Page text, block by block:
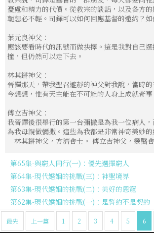
憂慮和精力的代價。從教宗的談話，以及各方
軛想必不輕。司鐸可以如何回應基督的邀約？
葉元良神父：
應該要看時代的訊號而做抉擇。這是我對自己
撞，但仍然可以走下去。
林其鏘神父：
晉鐸那天，帶我聖召避靜的神父對我說，當時
今想想，惟有天主能在不可能的人身上成就奇事
傅立吉神父：
我晉鐸後很舉行的第一台彌撒是為我一位病人
為我母親做彌撒。這些為我都是非常神奇美妙的
林其鏘神父，方濟會士。 傅立吉神父，靈醫
第65集-與窮人同行(一)：優先選擇窮人
第64集-現代婚姻的挑戰(三)：神聖境界
第63集-現代婚姻的挑戰(二)：美好的恩寵
第62集-現代婚姻的挑戰(一)：是誓約不是契約
最先 上一篇 1 2 3 4 5 6